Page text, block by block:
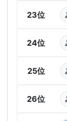
23位
24位
25位
26位